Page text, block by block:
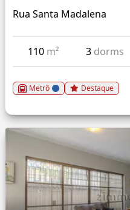
Rua Santa Madalena
110 m² 3 dorms
Metrô Destaque